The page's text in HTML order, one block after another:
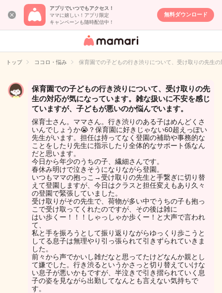
アプリでいつでもアクセス！
ママに嬉しい！アプリ限定
キャンペーンも随時配信中！
無料ダウンロード
女性専用匿名QA
イト
トップ ココロ・悩み 保育園での子どもの行き渋りについて、受け取りの先生
保育園での子どもの行き渋りについて、受け取りの先
生の対応が気になっています。雑な扱いに不安を感じ
ていますが、子どもが悪いのか悩んでいます。
保育士さん。ママさん。行き渋りのある子はめんどくさ
いんでしょうか😭？保育園に好きじゃない60超えっぽい
先生がいます。担任は持ってなく登園の補助や事務的な
ことをしたり先生に指示したり全体的なサポート係なん
だと思います。
今日から年少のうちの子、繊細さんです。
春休み明けで泣きそうになりながら登園。
いつもママの抱っこ→受け取りの先生と手繋ぎに切り替
えて登園しますが、今日はクラスと担任変えもあり久々
の登園で緊張していました。
受け取りがその先生で、荷物が多い中でうちの子も抱っ
こで受け取ってくれたのですが、その後は雑に
はい歩くー！！！しゃっしゃか歩くー！と大声で言われ
て、
私と手を振ろうとして振り返りながらゆっくり歩こうと
してる息子は無理やり引っ張られて引きずられていきま
した。
前々から声でかいし雑だなと思ってたけどなんか親とし
て嫌でした。行き渋るというかさっと切り替えていけな
い息子が悪いかもですが、半泣きで引き摺られていく息
子の姿を見ながら出勤してなんとも言えない気持ちで
す。